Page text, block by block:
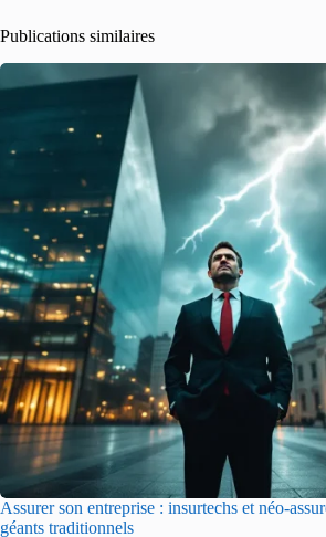
Publications similaires
Assurer son entreprise : insurtechs et néo-
géants traditionnels